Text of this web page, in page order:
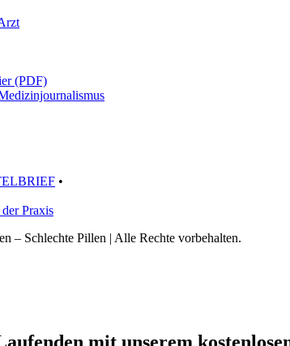
(PDF)
•
Praxis
– Schlechte Pillen | Alle Rechte vorbehalten.